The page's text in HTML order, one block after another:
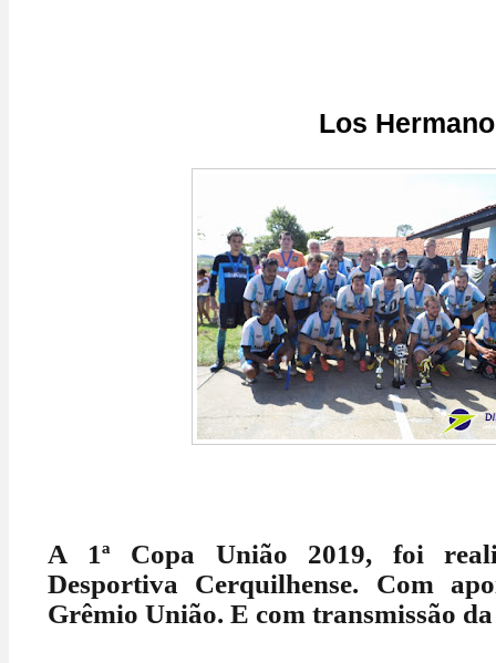
Los Hermanos
A 1ª Copa União 2019, foi
Desportiva Cerquilhense. Com
Grêmio União. E com transmissão